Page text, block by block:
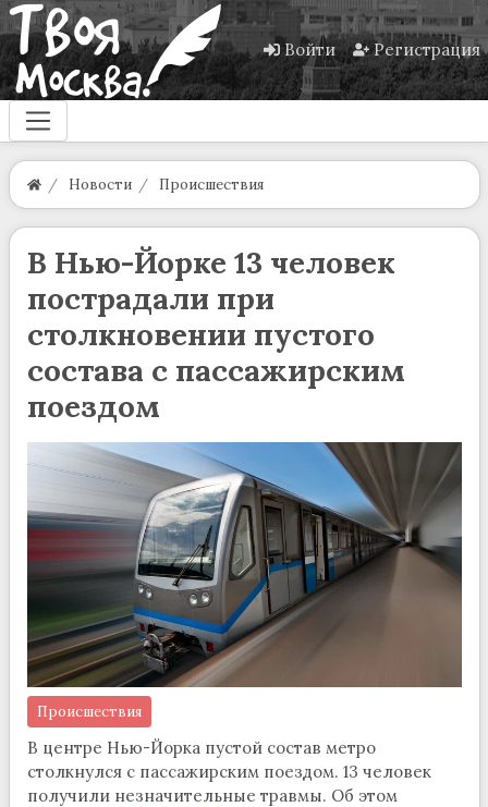
Войти Регистрация
Новости Происшествия
В Нью-Йорке 13 человек
пострадали при
столкновении пустого
состава с пассажирским
поездом
Происшествия
В центре Нью-Йорка пустой состав метро
столкнулся с пассажирским поездом. 13 человек
получили незначительные травмы. Об этом